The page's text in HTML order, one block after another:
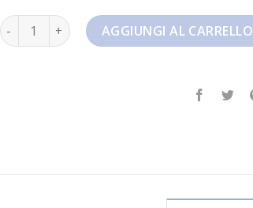
nike pegasus 40 quantitàAGGIUNGI AL CARRELLO